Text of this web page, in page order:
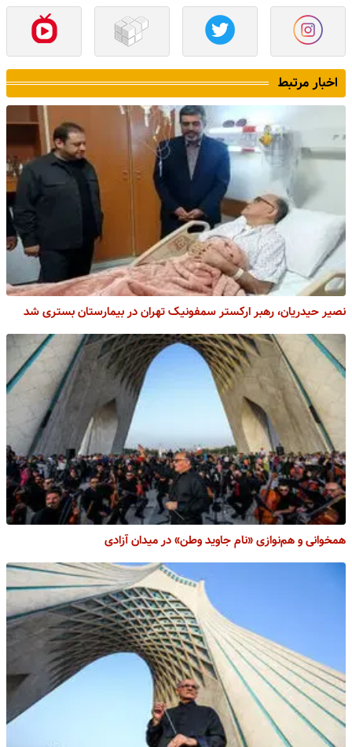
اخبار مرتبط
نصیر حیدریان، رهبر ارکستر سمفونیک تهران در بیمارستان بستری شد
همخوانی و هم‌نوازی «نام جاوید وطن» در میدان آزادی